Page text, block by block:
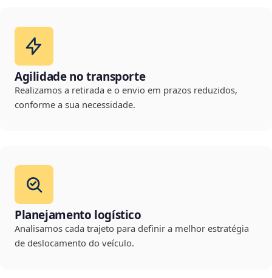
Agilidade no transporte
Realizamos a retirada e o envio em prazos reduzidos,
conforme a sua necessidade.
Planejamento logístico
Analisamos cada trajeto para definir a melhor estratégia
de deslocamento do veículo.